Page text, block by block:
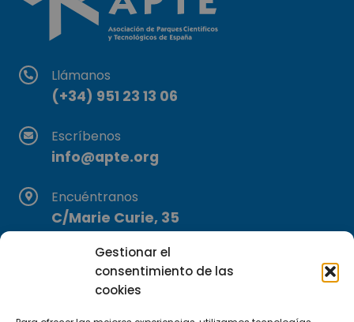
Gestionar el
consentimiento de las
cookies
Llámanos
(+34) 951 23 13 06
Escríbenos
info@apte.org
Encuéntranos
C/Marie Curie, 35